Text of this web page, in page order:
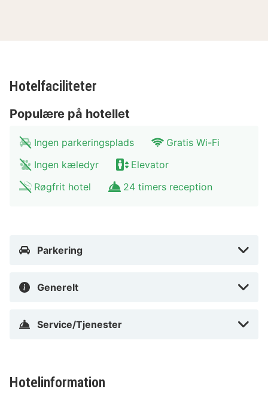
2,1 km Globen shoppingcenter - 2,1 km Tele2 Arena -
2,2 km Stockholm Viking Terminal - 2,6 km
Det svenske museum for fotografi - 3 km Mosebacke
Torg - 3,1 km Södra teater - 3,1 km Tantolunden Park -
3,4 km Den nærmeste lufthavn er:Stockholm (BMA-
Bromma) - 15,1 km Arlanda Lufthavn (ARN) - 50,8 km
har du en central base i Stockholm, kun 3 minutters
Dette lejlighedshotel ligger 4 km fra Stockholm Viking
Terminal og 8,2 km fra ABBA The Museum.
I Stockholm (Södra Hammarbyhamnen)
Hotelfaciliteter
Populære på hotellet
Ingen parkeringsplads
Gratis Wi-Fi
Ingen kæledyr
Elevator
Røgfrit hotel
24 timers reception
Parkering
Generelt
Service/Tjenester
Hotelinformation